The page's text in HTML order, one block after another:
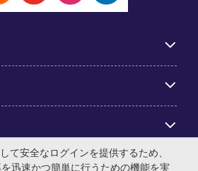
て安全なログインを提供するため、
迅速かつ簡単に行うための機能を実